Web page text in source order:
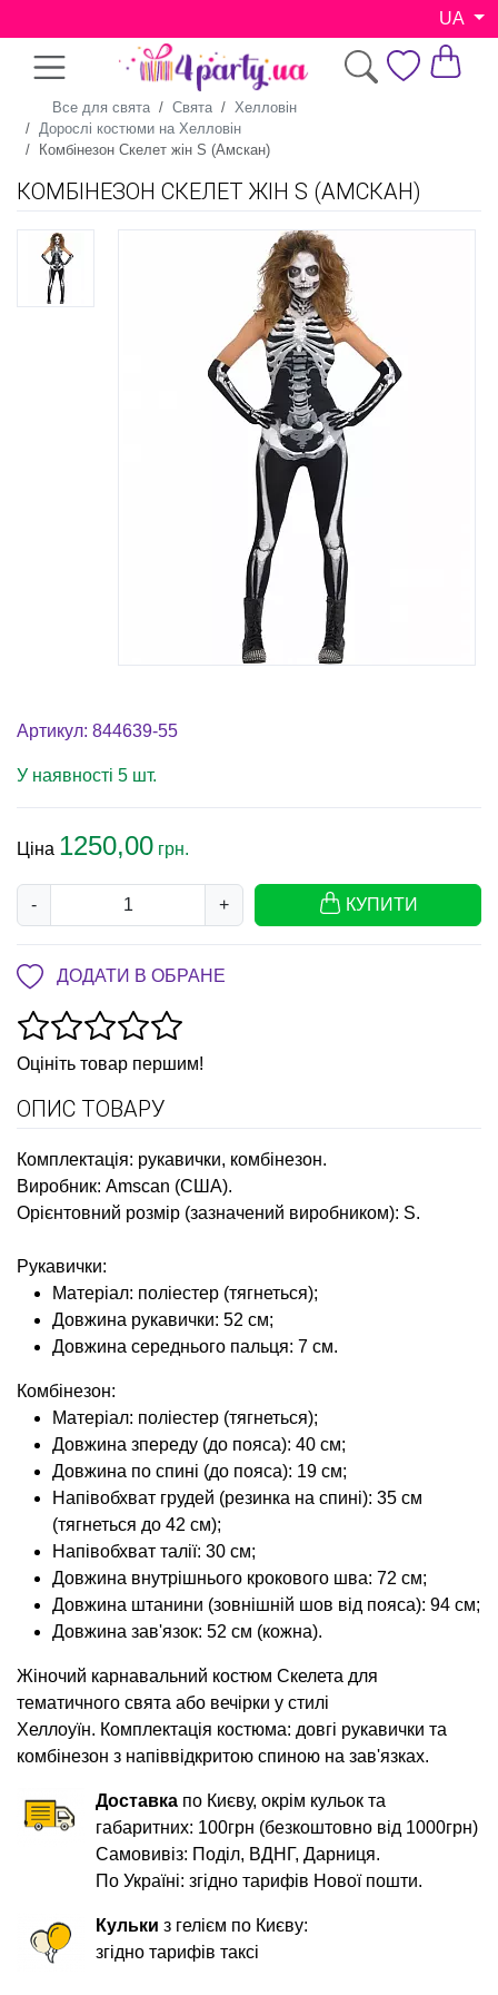
UA
Все для свята Свята
Хелловін
Дорослі костюми на Хелловін
Комбінезон Скелет жін S (Амскан)
КОМБІНЕЗОН СКЕЛЕТ ЖІН S (АМСКАН)
Артикул: 844639-55
У наявності 5 шт.
Ціна 1250,00 грн.
- + КУПИТИ
ДОДАТИ В ОБРАНЕ
Оцініть товар першим!
ОПИС ТОВАРУ
Комплектація: рукавички, комбінезон.
Виробник: Amscan (США).
Орієнтовний розмір (зазначений виробником): S.
Рукавички:
Матеріал: поліестер (тягнеться);
Довжина рукавички: 52 см;
Довжина середнього пальця: 7 см.
Комбінезон:
Матеріал: поліестер (тягнеться);
Довжина зпереду (до пояса): 40 см;
Довжина по спині (до пояса): 19 см;
Напівобхват грудей (резинка на спині): 35 см
(тягнеться до 42 см);
Напівобхват талії: 30 см;
Довжина внутрішнього крокового шва: 72 см;
Довжина штанини (зовнішній шов від пояса): 94 см;
Довжина зав'язок: 52 см (кожна).
Жіночий карнавальний костюм Скелета для
тематичного свята або вечірки у стилі
Хеллоуїн. Комплектація костюма: довгі рукавички та
комбінезон з напіввідкритою спиною на зав'язках.
Доставка по Києву, окрім кульок та
габаритних: 100грн (безкоштовно від 1000грн)
Самовивіз: Поділ, ВДНГ, Дарниця.
По Україні: згідно тарифів Нової пошти.
Кульки з гелієм по Києву:
згідно тарифів таксі